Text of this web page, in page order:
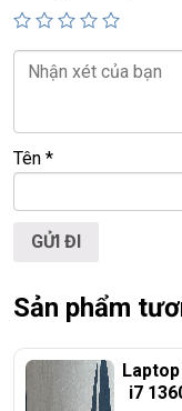
Tên *
Sản phẩm
i7